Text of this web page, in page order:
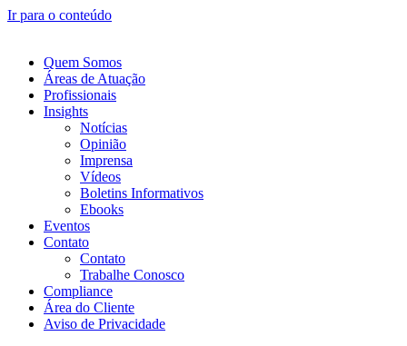
Ir para o conteúdo
Quem Somos
Áreas de Atuação
Profissionais
Insights
Notícias
Opinião
Imprensa
Vídeos
Boletins Informativos
Ebooks
Eventos
Contato
Contato
Trabalhe Conosco
Compliance
Área do Cliente
Aviso de Privacidade